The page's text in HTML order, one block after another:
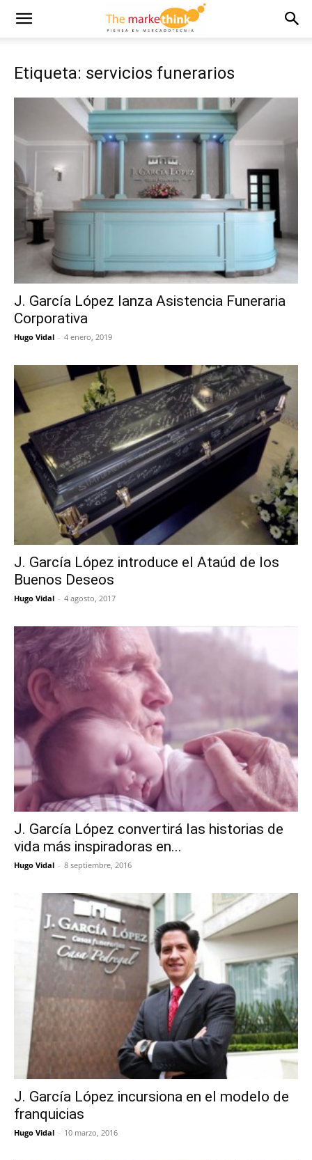
Etiqueta: servicios funerarios
J. García López lanza Asistencia Funeraria
Corporativa
Hugo Vidal - 4 enero, 2019
J. García López introduce el Ataúd de los
Buenos Deseos
Hugo Vidal - 4 agosto, 2017
J. García López convertirá las historias de
vida más inspiradoras en...
Hugo Vidal - 8 septiembre, 2016
J. García López incursiona en el modelo de
franquicias
Hugo Vidal - 10 marzo, 2016